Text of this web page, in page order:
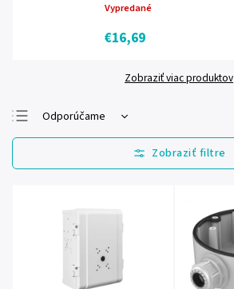
Vypredané
€16,69
Zobraziť viac produktov
Odporúčame
Najlacnejšie
Najdrahšie
Abecedne